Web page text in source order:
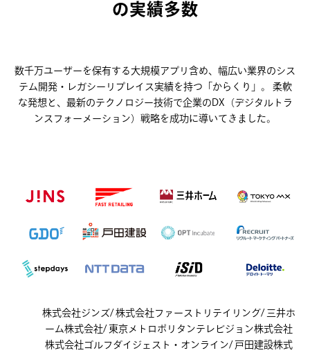
の実績多数
数千万ユーザーを保有する大規模アプリ含め、幅広い業界のシス
テム開発・レガシーリプレイス実績を持つ「からくり」。
柔軟
な発想と、最新のテクノロジー技術で企業のDX（デジタルトラ
ンスフォーメーション）戦略を成功に導いてきました。
株式会社ジンズ/ 株式会社ファーストリテイリング/ 三井ホ
ーム株式会社/ 東京メトロポリタンテレビジョン株式会社
株式会社ゴルフダイジェスト・オンライン/ 戸田建設株式